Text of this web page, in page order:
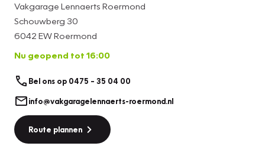
Vakgarage Lennaerts Roermond
Schouwberg 30
6042 EW Roermond
Nu geopend tot 16:00
Bel ons op 0475 – 35 04 00
info@vakgaragelennaerts-roermond.nl
Route plannen